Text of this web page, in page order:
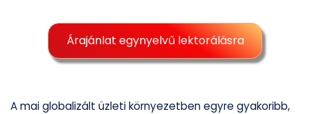
Árajánlat egynyelvű lektorálásra
A mai globalizált üzleti környezetben egyre gyakoribb,